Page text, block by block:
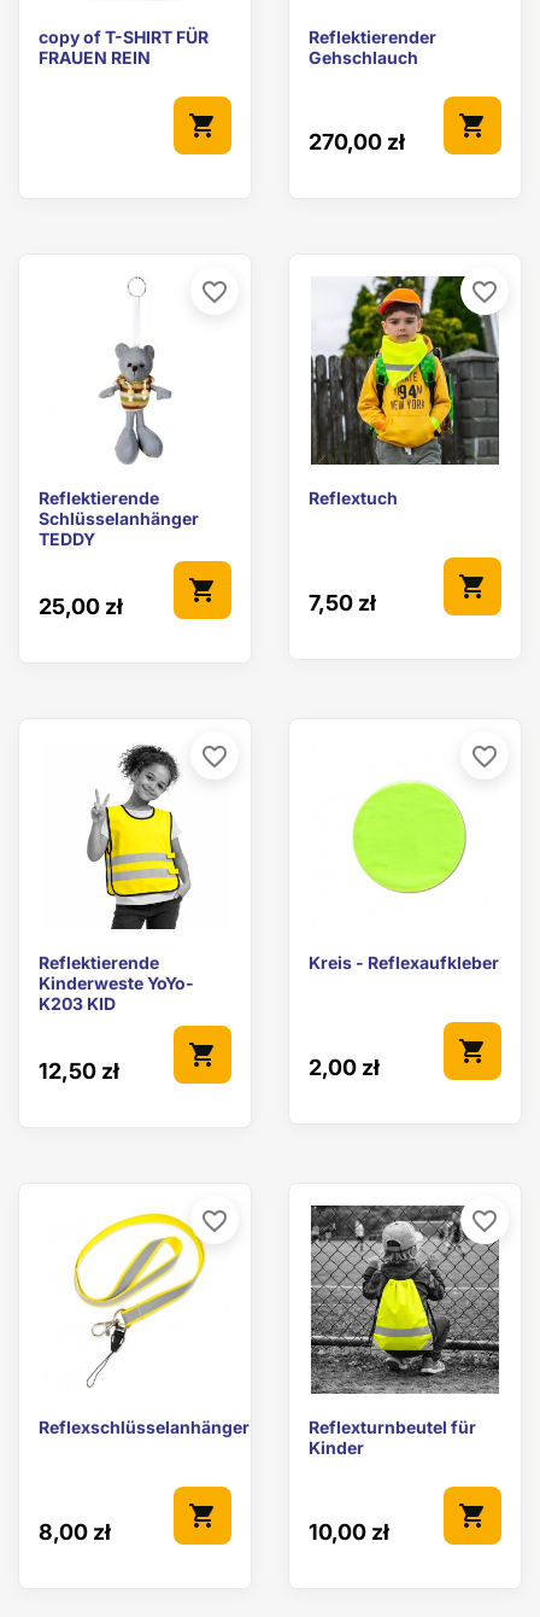
copy of T-SHIRT FÜR
FRAUEN REIN
shopping_cart
Reflektierender
Gehschlauch
270,00 zł
shopping_cart
Reflektierende
Schlüsselanhänger
TEDDY
25,00 zł
shopping_cart
favorite_border
Reflextuch
7,50 zł
shopping_cart
favorite_border
Reflektierende
Kinderweste YoYo-
K203 KID
12,50 zł
shopping_cart
favorite_border
Kreis - Reflexaufkleber
2,00 zł
shopping_cart
favorite_border
Reflexschlüsselanhänger
8,00 zł
shopping_cart
favorite_border
Reflexturnbeutel für
Kinder
10,00 zł
shopping_cart
favorite_border